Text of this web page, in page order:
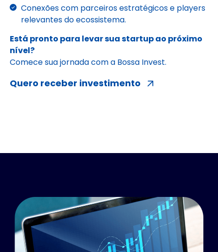
Conexões com parceiros estratégicos e players
relevantes do ecossistema.
Está pronto para levar sua startup ao próximo
nível?
Comece sua jornada com a Bossa Invest.
Quero receber investimento